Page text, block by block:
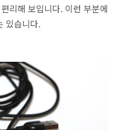
리해 보입니다. 이런 부분에
있습니다.